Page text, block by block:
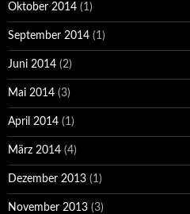
Oktober 2014 (1)
September 2014 (1)
Juni 2014 (2)
Mai 2014 (3)
April 2014 (1)
März 2014 (4)
Dezember 2013 (1)
November 2013 (3)